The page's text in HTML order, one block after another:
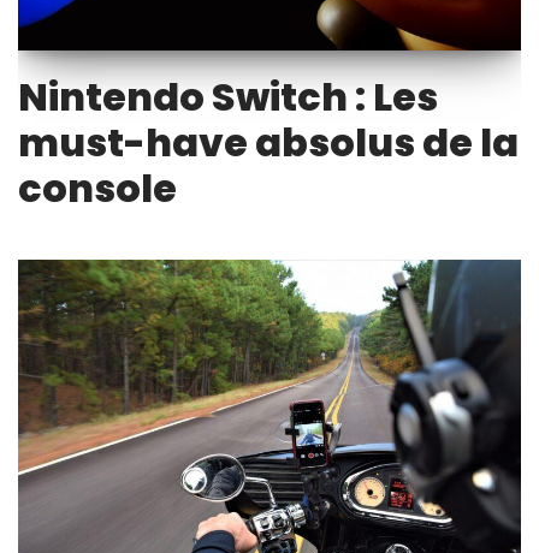
Nintendo Switch : Les
must-have absolus de la
console